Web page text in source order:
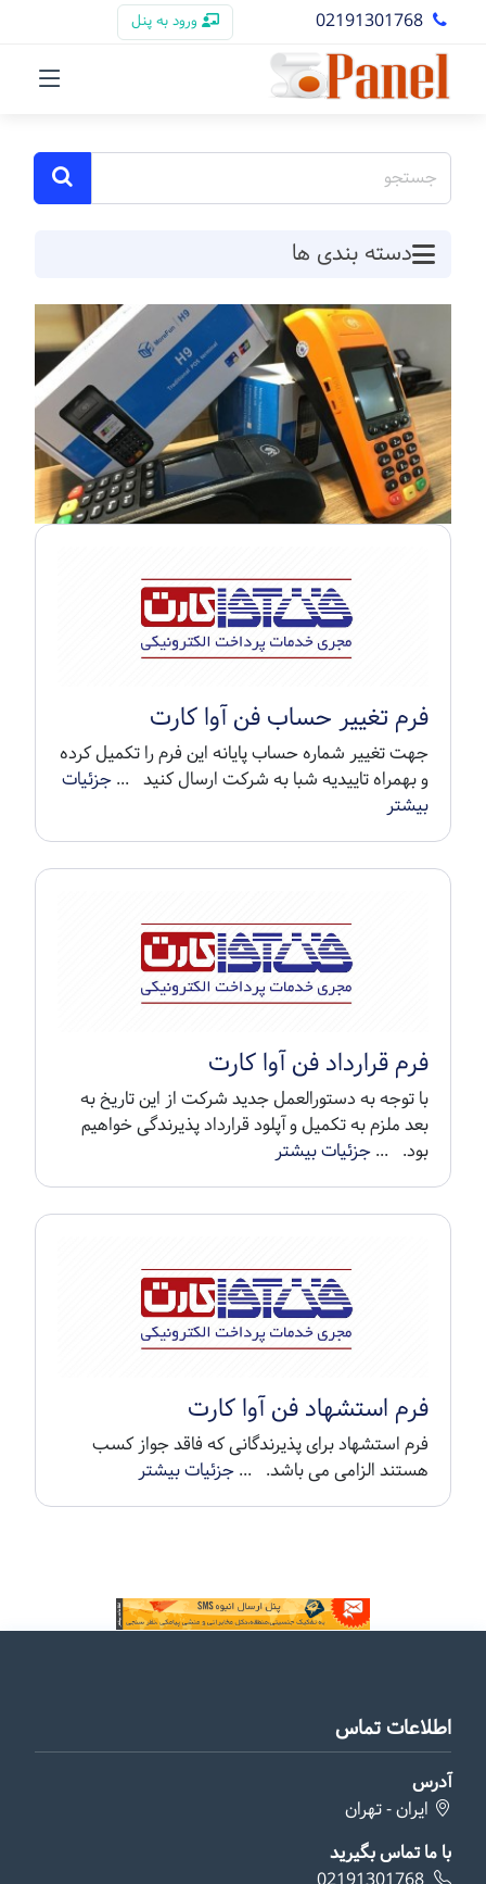
02191301768 ورود به پنل
دسته بندی ها
فرم تغییر حساب فن آوا کارت
جهت تغییر شماره حساب پایانه این فرم را تکمیل کرده
و بهمراه تاییدیه شبا به شرکت ارسال کنید ...جزئیات
بیشتر
فرم قرارداد فن آوا کارت
با توجه به دستورالعمل جدید شرکت از این تاریخ به
بعد ملزم به تکمیل و آپلود قرارداد پذیرندگی خواهیم
بود. ...جزئیات بیشتر
فرم استشهاد فن آوا کارت
فرم استشهاد برای پذیرندگانی که فاقد جواز کسب
هستند الزامی می باشد. ...جزئیات بیشتر
اطلاعات تماس
آدرس
ایران - تهران
با ما تماس بگیرید